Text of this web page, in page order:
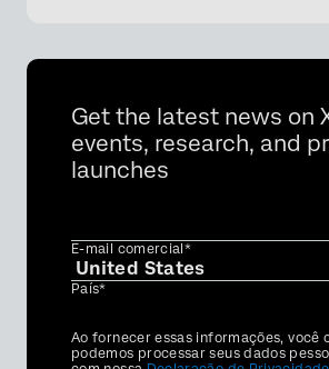
Get the latest news on
events, research, and
launches
E-mail comercial*
País*
Privacy
Optin
Ao fornecer essas informações, você
podemos processar seus dados